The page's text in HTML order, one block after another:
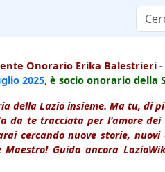
Onorario Erika Balestrieri
2025, è socio onorario della
della Lazio insieme. Ma tu, di
da te tracciata per l'amore
cercando nuove storie,
Maestro! Guida ancora